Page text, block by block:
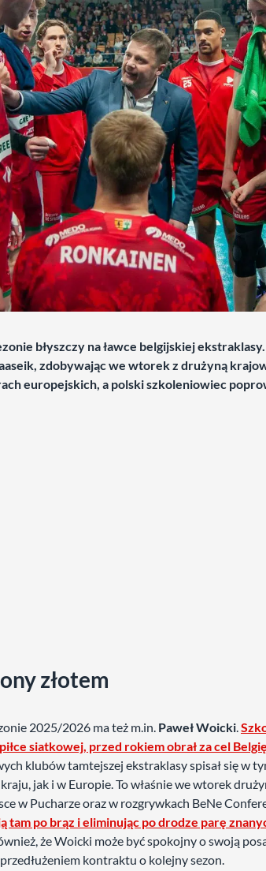
błyszczy na ławce belgijskiej
zdobywając we wtorek z drużyną
europejskich, a polski szkoleniowiec
złotem
2025/2026 ma też m.in. Paweł Woicki.
siatkowej, przed rokiem obrał za cel Belgię
klubów tamtejszej ekstraklasy spisał się w
jak i w Europie. To właśnie we wtorek
w Pucharze oraz w rozgrywkach BeNe
tam po brąz i eliminując po drodze parę
że Woicki może być spokojny o swoją
kontraktu o kolejny sezon.